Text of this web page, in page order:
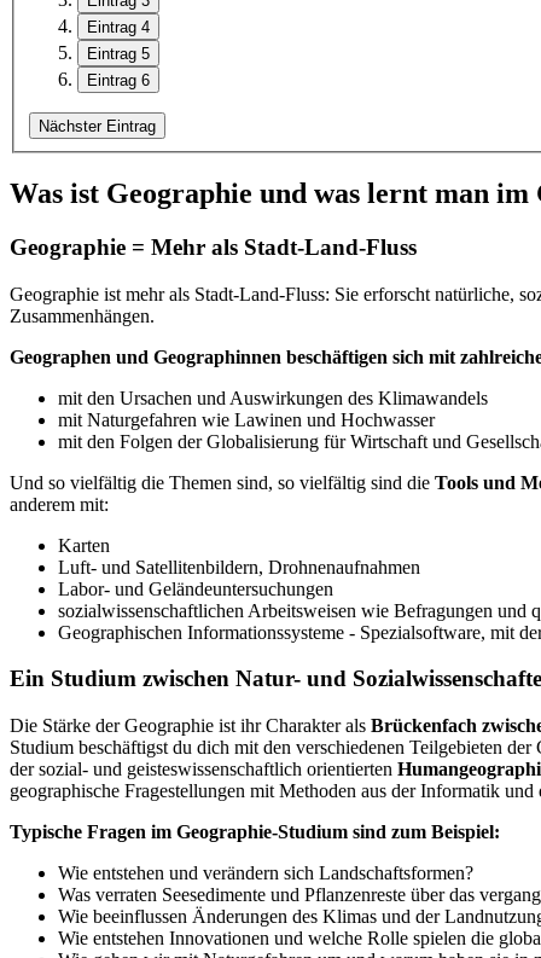
Eintrag 4
Eintrag 5
Eintrag 6
Nächster Eintrag
Was ist Geographie und was lernt man
Geographie = Mehr als Stadt-Land-Fluss
Geographie ist mehr als Stadt-Land-Fluss: Sie erforscht natürliche,
Zusammenhängen.
Geographen und Geographinnen beschäftigen sich mit
mit den Ursachen und Auswirkungen des Klimawandels
mit Naturgefahren wie Lawinen und Hochwasser
mit den Folgen der Globalisierung für Wirtschaft und
Und so vielfältig die Themen sind, so vielfältig sind die Tools und
anderem mit:
Karten
Luft- und Satellitenbildern, Drohnenaufnahmen
Labor- und Geländeuntersuchungen
sozialwissenschaftlichen Arbeitsweisen wie Befragungen und
Geographischen Informationssysteme - Spezialsoftware, mit
Ein Studium zwischen Natur- und
Die Stärke der Geographie ist ihr Charakter als Brückenfach
Studium beschäftigst du dich mit den verschiedenen Teilgebieten
der sozial- und geisteswissenschaftlich orientierten
geographische Fragestellungen mit Methoden aus der Informatik
Typische Fragen im Geographie-Studium sind zum Beispiel:
Wie entstehen und verändern sich Landschaftsformen?
Was verraten Seesedimente und Pflanzenreste über das
Wie beeinflussen Änderungen des Klimas und der
Wie entstehen Innovationen und welche Rolle spielen die